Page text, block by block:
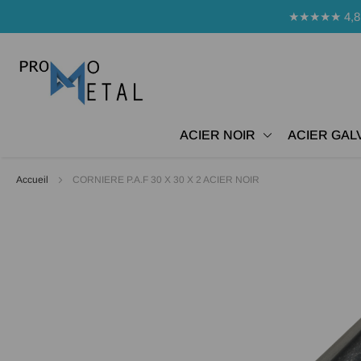
★★★★★ 4,8
ACIER NOIR ACIER
Accueil CORNIERE P.A.F 30 X 30 X 2 ACIER NOIR